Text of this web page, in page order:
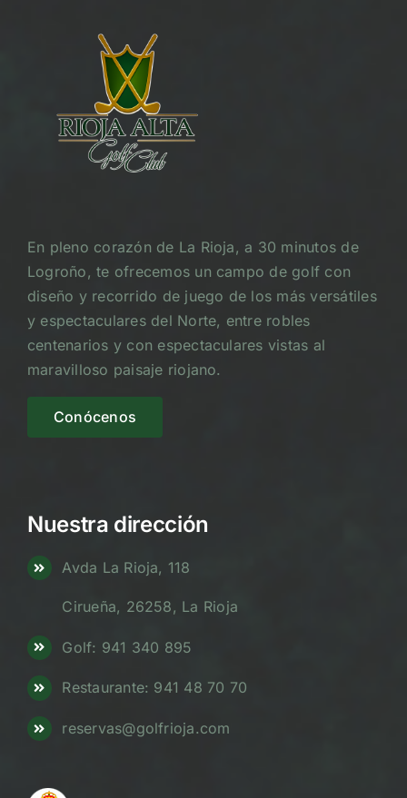
En pleno corazón de La Rioja, a 30 minutos de
Logroño, te ofrecemos un campo de golf con
diseño y recorrido de juego de los más versátiles
y espectaculares del Norte, entre robles
centenarios y con espectaculares vistas al
maravilloso paisaje riojano.
Conócenos
Nuestra dirección
Avda La Rioja, 118
Cirueña, 26258, La Rioja
Golf: 941 340 895
Restaurante: 941 48 70 70
reservas@golfrioja.com